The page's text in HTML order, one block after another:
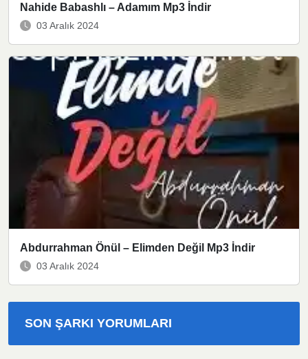
Nahide Babashlı – Adamım Mp3 İndir
03 Aralık 2024
Abdurrahman Önül – Elimden Değil Mp3 İndir
03 Aralık 2024
SON ŞARKI YORUMLARI